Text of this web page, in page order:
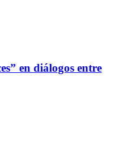
en diálogos entre